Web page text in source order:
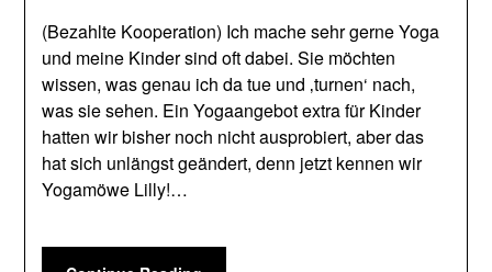
(Bezahlte Kooperation) Ich mache sehr gerne Yoga
und meine Kinder sind oft dabei. Sie möchten
wissen, was genau ich da tue und ‚turnen‘ nach,
was sie sehen. Ein Yogaangebot extra für Kinder
hatten wir bisher noch nicht ausprobiert, aber das
hat sich unlängst geändert, denn jetzt kennen wir
Yogamöwe Lilly!…